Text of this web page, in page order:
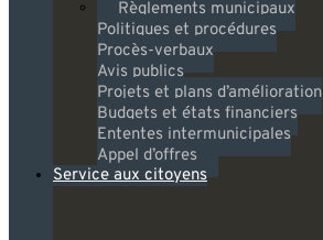
Règlements municipaux
Politiques et procédures
Procès-verbaux
Avis publics
Projets et plans d’amélioration
Budgets et états financiers
Ententes intermunicipales
Appel d’offres
Service aux citoyens